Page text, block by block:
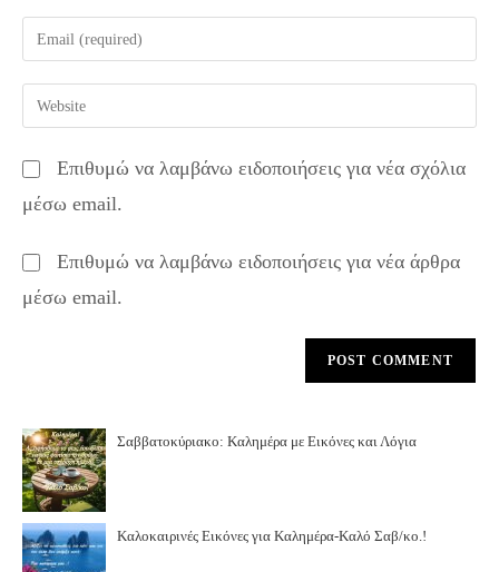
name
comment
Enter
your
email
address
comment
Enter
your
URL
(optional)
Επιθυμώ να λαμβάνω ειδοποιήσεις για νέα σχόλια
μέσω email.
Επιθυμώ να λαμβάνω ειδοποιήσεις για νέα άρθρα
μέσω email.
Σαββατοκύριακο: Καλημέρα με Εικόνες και Λόγια
Καλοκαιρινές Εικόνες για Καλημέρα-Καλό Σαβ/κο.!